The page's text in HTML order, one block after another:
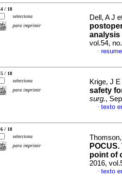
4 / 18
selecciona
para imprimir
Dell, A J
analysis
vol.54,
·
5 / 18
selecciona
para imprimir
Krige, J
safety
surg.,
· texto
6 / 18
selecciona
para imprimir
point of
2016,
· texto